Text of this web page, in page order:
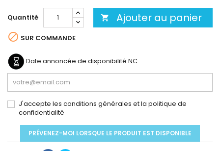
Quantité  Ajouter au panier
 SUR COMMANDE
Date annoncée de disponibilité NC
J'accepte les conditions générales et la politique de
confidentialité
PRÉVENEZ-MOI LORSQUE LE PRODUIT EST DISPONIBLE